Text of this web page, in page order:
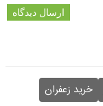
ارسال دیدگاه
خرید زعفران